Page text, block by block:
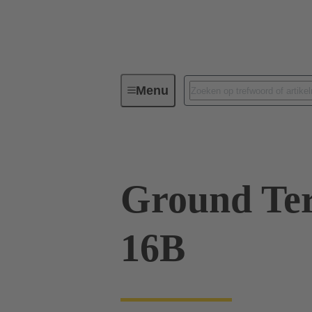
MenuIndustriële connectoren/Han®
Ground
16B